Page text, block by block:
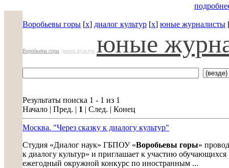
Воробьевы горы [x] диалог культур [x] юные журналисты
Воробьевы горы диалог культур юные
Результаты поиска 1 - 1 из 1
Начало | Пред. | 1 | След. | Конец
Москва. "Через сказку к диалогу культур"
Студия «Диалог наук» ГБПОУ «Воробьевы горы»
к диалогу культур» и приглашает к участию
ежегодный окружной конкурс по иностранным ...